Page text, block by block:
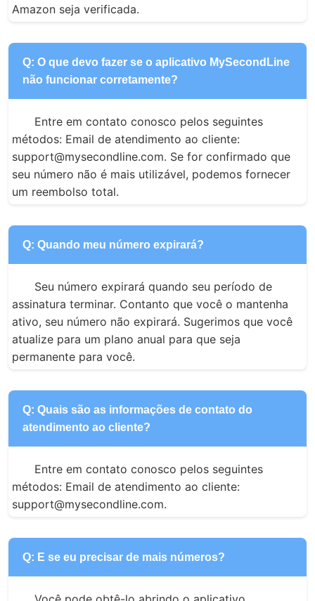
Amazon seja verificada.
Q: O que devo fazer se o aplicativo MySecondLine
não funcionar corretamente?
Entre em contato conosco pelos seguintes
métodos: Email de atendimento ao cliente:
support@mysecondline.com. Se for confirmado que
seu número não é mais utilizável, podemos fornecer
um reembolso total.
Q: Quando meu número expirará?
Seu número expirará quando seu período de
assinatura terminar. Contanto que você o mantenha
ativo, seu número não expirará. Sugerimos que você
atualize para um plano anual para que seja
permanente para você.
Q: Quais são as informações de contato do
atendimento ao cliente?
Entre em contato conosco pelos seguintes
métodos: Email de atendimento ao cliente:
support@mysecondline.com.
Q: E se eu precisar de mais números?